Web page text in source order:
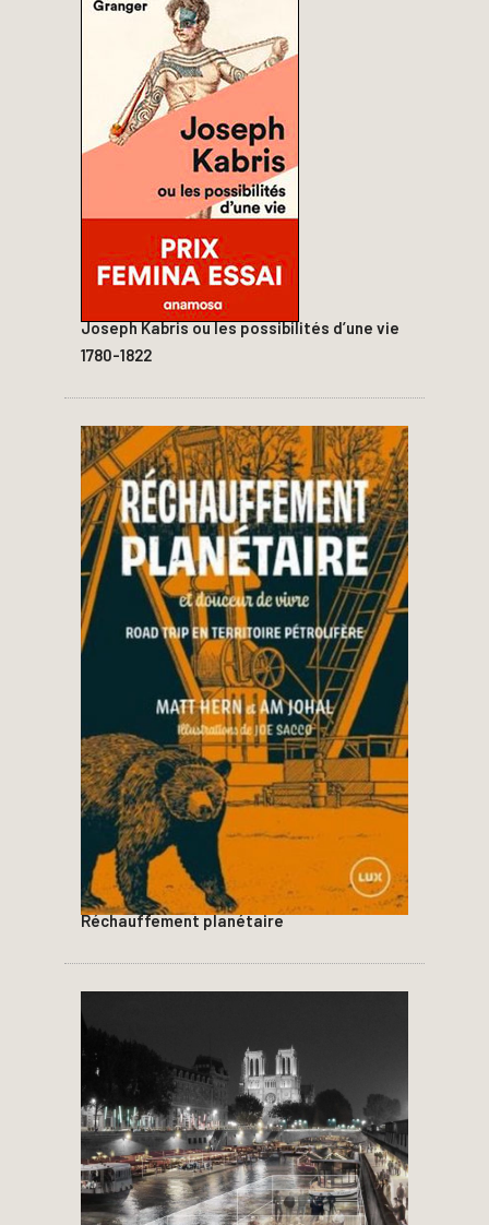
Joseph Kabris ou les possibilités d’une vie
1780-1822
Réchauffement planétaire